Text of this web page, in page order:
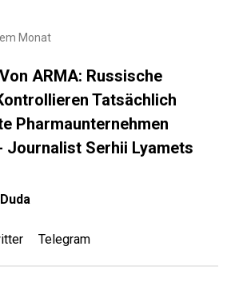
Monat
ARMA: Russische
Tatsächlich
Pharmaunternehmen
Journalist Serhii Lyamets
Telegram